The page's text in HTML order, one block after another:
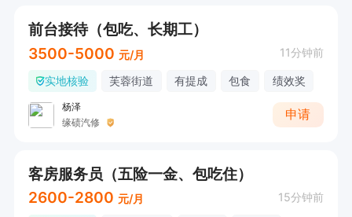
前台接待（包吃、长期工）
3500-5000 元/月 11分钟前
实地核验 芙蓉街道 有提成 包食 绩效奖
杨泽
缘碛汽修
申请
客房服务员（五险一金、包吃住）
2600-2800 元/月 15分钟前